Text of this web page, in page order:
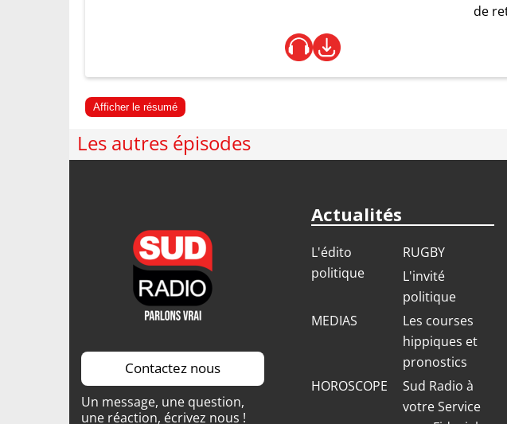
de
Afficher le résumé
Les autres épisodes
Contactez nous
Un message, une question,
une réaction, écrivez nous !
Actualités
L'édito
politique
RUGBY
L'invité
politique
MEDIAS
Les courses
hippiques et
pronostics
HOROSCOPE
Sud Radio à
votre Service